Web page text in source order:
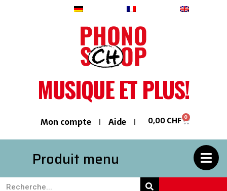
MUSIQUE ET PLUS!
Mon compte Aide 0,00CHF 0
Produit menu